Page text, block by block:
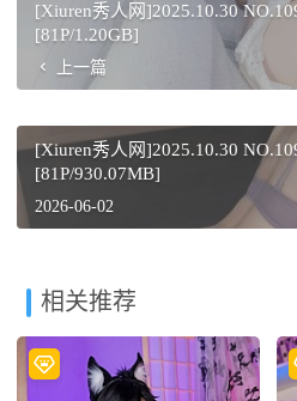
[Xiuren秀人网]2025.10.30
[81P/1.20GB]
上一篇
[Xiuren秀人网]2025.10.30
[81P/930.07MB]
2026-06-02
相关推荐